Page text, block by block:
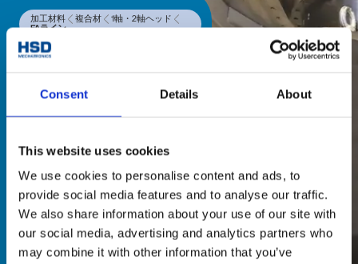
Consent Details About
This website uses cookies
We use cookies to personalise content and ads, to
provide social media features and to analyse our traffic.
We also share information about your use of our site with
our social media, advertising and analytics partners who
may combine it with other information that you’ve
加工材料 複合材
1軸・2軸ヘッド
FAライン
FAライン
HSD製ダイレクトドライブモーター
す。